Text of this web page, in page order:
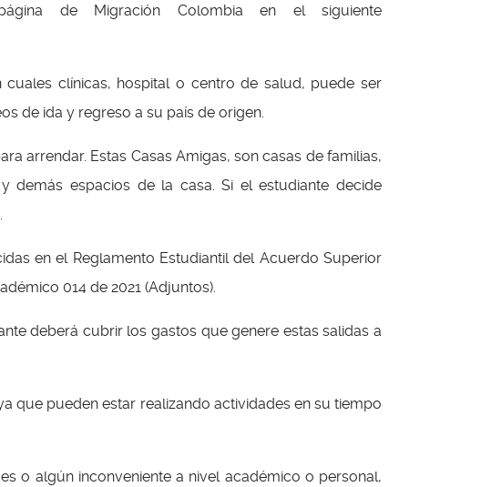
de Migración Colombia en el siguiente
clínicas, hospital o centro de salud, puede ser
de ida y regreso a su país de origen.
arrendar. Estas Casas Amigas, son casas de familias,
demás espacios de la casa. Si el estudiante decide
en el Reglamento Estudiantil del Acuerdo Superior
014 de 2021 (Adjuntos).
deberá cubrir los gastos que genere estas salidas a
que pueden estar realizando actividades en su tiempo
o algún inconveniente a nivel académico o personal,